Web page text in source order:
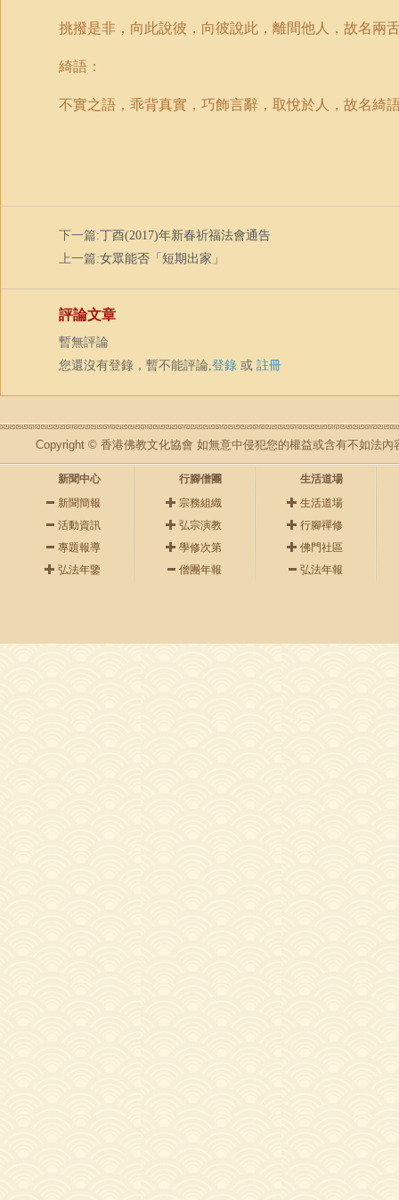
挑撥是非，向此說彼，向彼說此，離間他人，故名兩
綺語：
不實之語，乖背真實，巧飾言辭，取悅於人，故名綺
下一篇:丁酉(2017)年新春祈福法會通告
上一篇:女眾能否「短期出家」
評論文章
暫無評論
您還沒有登錄，暫不能評論,登錄 或 註冊
Copyright © 香港佛教文化協會 如無意中侵犯您的權益或含有不如法內
新聞中心
新聞簡報
活動資訊
專題報導
弘法年鑒
行腳僧團
宗務組織
弘宗演教
學修次第
僧團年報
生活道場
生活道場
行腳禪修
佛門社區
弘法年報